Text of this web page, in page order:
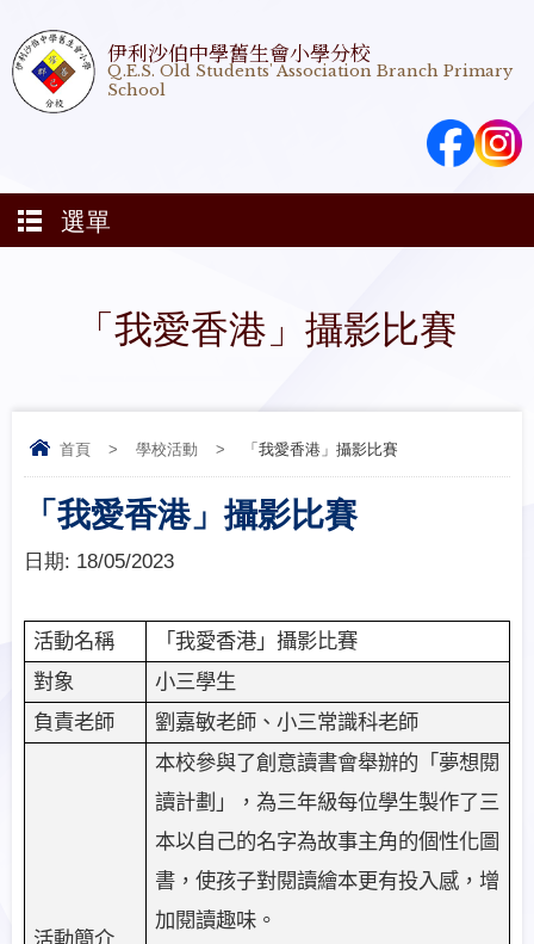
伊利沙伯中學舊生會小學分校
Q.E.S. Old Students' Association Branch Primary
School
選單
「我愛香港」攝影比賽
首頁 > 學校活動 > 「我愛香港」攝影比賽
「我愛香港」攝影比賽
日期: 18/05/2023
活動名稱 「我愛香港」攝影比賽
對象 小三學生
負責老師 劉嘉敏老師、小三常識科老師
本校參與了創意讀書會舉辦的「夢想閱
讀計劃」，為三年級每位學生製作了三
本以自己的名字為故事主角的個性化圖
書，使孩子對閱讀繪本更有投入感，增
加閱讀趣味。